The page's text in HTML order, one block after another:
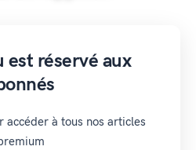
est réservé aux
accéder à tous nos articles